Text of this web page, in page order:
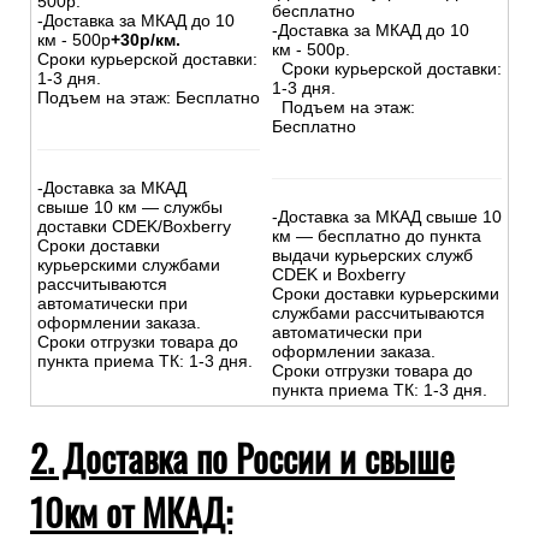
-Доставка за МКАД до 10
км - 500р+30р/км.
Сроки курьерской доставки:
1-3 дня.
Подъем на этаж: Бесплатно
-Доставка за МКАД
свыше 10 км — службы
доставки CDEK/Boxberry
Сроки доставки
курьерскими службами
рассчитываются
автоматически при
оформлении заказа.
Сроки отгрузки товара до
пункта приема ТК: 1-3 дня.
бесплатно
-Доставка за МКАД до 10
км - 500р.
Сроки курьерской доставки:
1-3 дня.
Подъем на этаж:
Бесплатно
-Доставка за МКАД свыше 10
км — бесплатно до пункта
выдачи курьерских служб
CDEK и Boxberry
Сроки доставки курьерскими
службами рассчитываются
автоматически при
оформлении заказа.
Сроки отгрузки товара до
пункта приема ТК: 1-3 дня.
2. Доставка по России и свыше
10км от МКАД: